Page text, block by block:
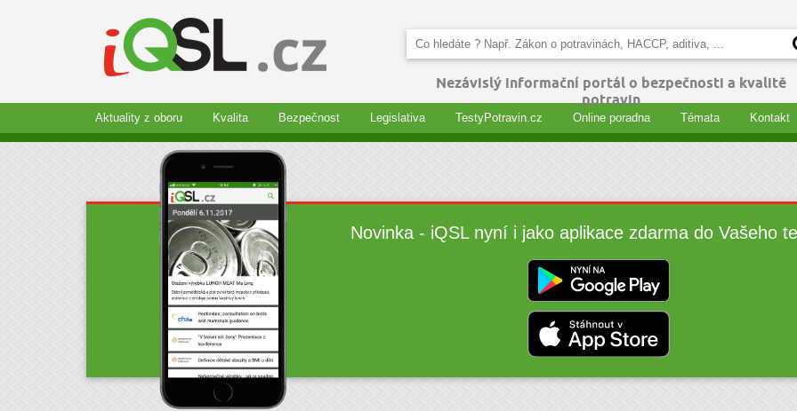
Nezávislý informační portál o bezpečnosti a kvalitě
potravin
Aktuality z oboru Kvalita Bezpečnost Legislativa TestyPotravin.cz Online poradna Témata Kontakt
Novinka - iQSL nyní i jako aplikace zdarma do Vašeho